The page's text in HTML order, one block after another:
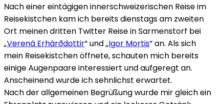
Nach einer eintägigen innerschweizerischen Reise im
Reisekistchen kam ich bereits dienstags am zweiten
Ort meinen dritten Twitter Reise in Sarmenstorf bei
„Verená Erhárðdottir“ und „Igor Mortis“ an. Als sich
mein Reisekistchen öffnete, schauten mich bereits
einige Augenpaare interessiert und aufgeregt an.
Anscheinend wurde ich sehnlichst erwartet.
Nach der allgemeinen Begrüßung wurde mir gleich ein